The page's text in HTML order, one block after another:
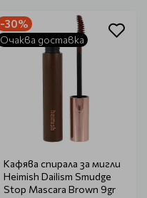
-30%
Очаква доставка
Кафява спирала за мигли
Heimish Dailism Smudge
Stop Mascara Brown 9gr